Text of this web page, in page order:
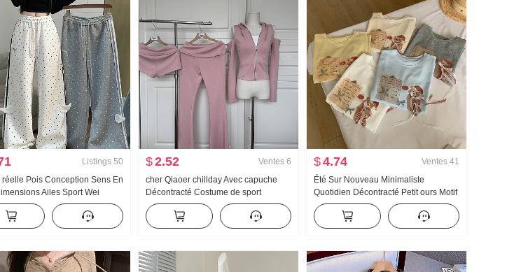
Listings 50
réelle Pois Conception Sens En
Ailes Sport Wei
Femme Nouveau Lumière
Ample Droit Amincissant
décontracté
$2.52 Ventes 6
cher Qiaoer chillday Avec capuche
Décontracté Costume de sport
Femme Printemps Épaules dénudées
Manteau Pantalon évasé Ensemble
trois pièces
$4.74 Ventes 41
Été Sur Nouveau Minimaliste
Quotidien Décontracté Petit ours Motif
Nœud papillon Ample Niche Manches
courtes T-shirt Style coréen Tricoté
Top